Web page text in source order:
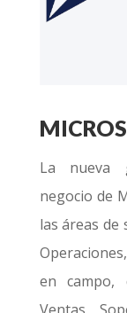
La nueva
negocio de
las áreas de
en campo,